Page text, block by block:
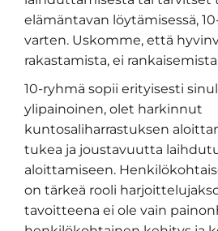
elämäntavan löytämisessä,
varten. Uskomme, että
rakastamista, ei
10-ryhmä sopii erityisesti
ylipainoinen, olet harkinnut
kuntosaliharrastuksen
tukea ja joustavuutta
aloittamiseen.
on tärkeä rooli
tavoitteena ei ole vain